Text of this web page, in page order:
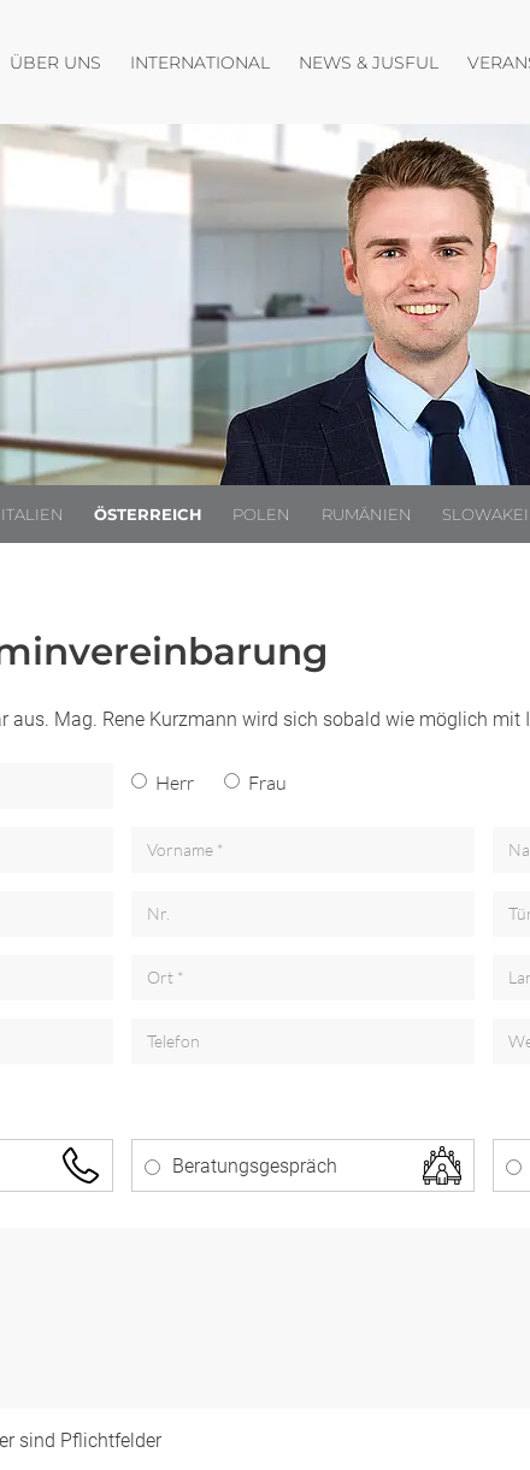
öffnen
ÜBER UNS Menü öffnen
INTERNATIONAL Menü öffnen
NEWS & JUSFUL Menü
ITALIEN ÖSTERREICH POLEN RUMÄNIEN SLOWAKEI
aus. Mag. Rene Kurzmann wird sich sobald wie möglich mit
Herr Frau
Beratungsgespräch
sind Pflichtfelder